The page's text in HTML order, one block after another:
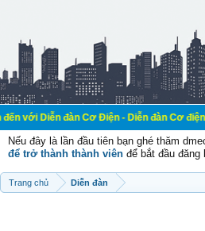
đàn Cơ Điện - Diễn đàn Cơ điện là nơi
Nếu đây là lần đầu tiên bạn ghé thăm
để trở thành thành viên để bắt đầu đăng
Trang chủ Diễn đàn